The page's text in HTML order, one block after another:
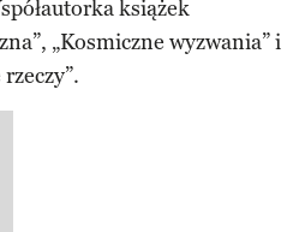
książek
„Kosmiczne wyzwania” i